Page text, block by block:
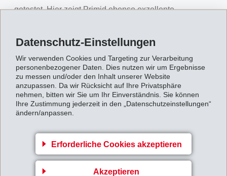
Datenschutz-Einstellungen
Wir verwenden Cookies und Targeting zur Verarbeitung
personenbezogener Daten. Dies nutzen wir um Ergebnisse
zu messen und/oder den Inhalt unserer Website
anzupassen. Da wir Rücksicht auf Ihre Privatsphäre
nehmen, bitten wir Sie um Ihr Einverständnis. Sie können
Ihre Zustimmung jederzeit in den „Datenschutzeinstellungen“
ändern/anpassen.
Erforderliche Cookies akzeptieren
Akzeptieren
getestet. Hier zeigt Primid ebenso exzellente
Carboxylendgruppen.
Zusätzlich zu der Verwendung in Pulverlacken ist
Primid jetzt auch als Vernetzer in Wasserlacken
etabliert. Anwendungsbeispiele sind industrielle
Einbrennlacke und Beschichtungen von metallischen
Verpackungen. Typische Härtebedingungen liegen im
kann die Zeit auf wenige Minuten verkürzt werden. Die
Vorteile von Primid in wässrigen Systemen sind VOC-
Reduktion, keine Freisetzung von Formaldehyd, sowie